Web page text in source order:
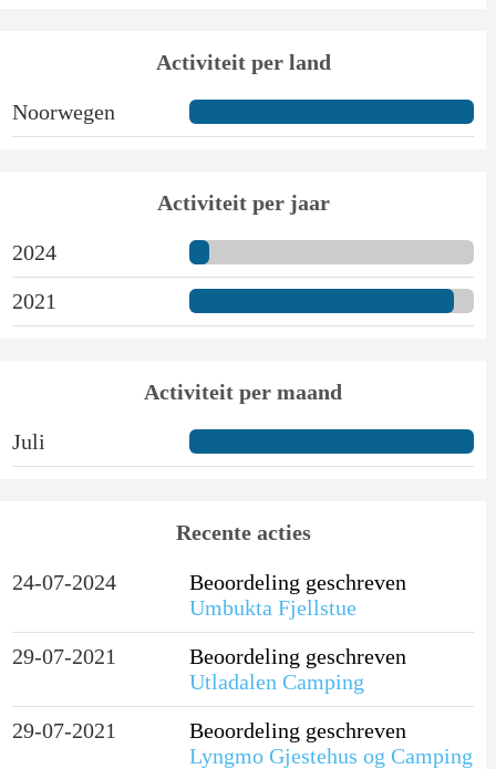
Activiteit per land
Noorwegen
Activiteit per jaar
2024
2021
Activiteit per maand
Juli
Recente acties
24-07-2024
Beoordeling geschreven
Umbukta Fjellstue
29-07-2021
Beoordeling geschreven
Utladalen Camping
29-07-2021
Beoordeling geschreven
Lyngmo Gjestehus og Camping